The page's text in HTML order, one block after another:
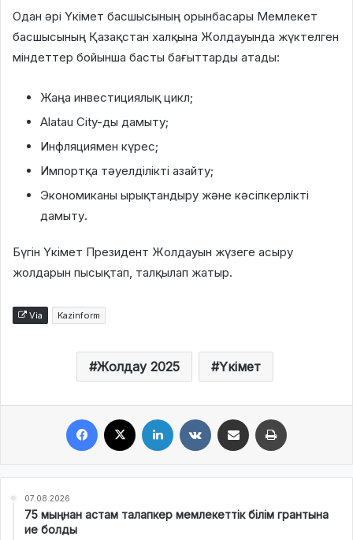
Одан әрі Үкімет басшысының орынбасары Мемлекет
басшысының Қазақстан халқына Жолдауында жүктелген
міндеттер бойынша басты бағыттарды атады:
Жаңа инвестициялық цикл;
Alatau City-ды дамыту;
Инфляциямен күрес;
Импортқа тәуелділікті азайту;
Экономиканы ырықтандыру және кәсіпкерлікті
дамыту.
Бүгін Үкімет Президент Жолдауын жүзеге асыру
жолдарын пысықтап, талқылап жатыр.
Via Kazinform
Жолдау 2025 Үкімет
07.08.2026
75 мыңнан астам талапкер мемлекеттік білім грантына
ие болды